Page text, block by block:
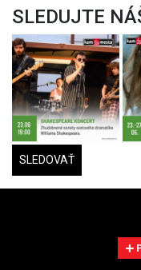
SLEDUJTE
SLEDOVAŤ